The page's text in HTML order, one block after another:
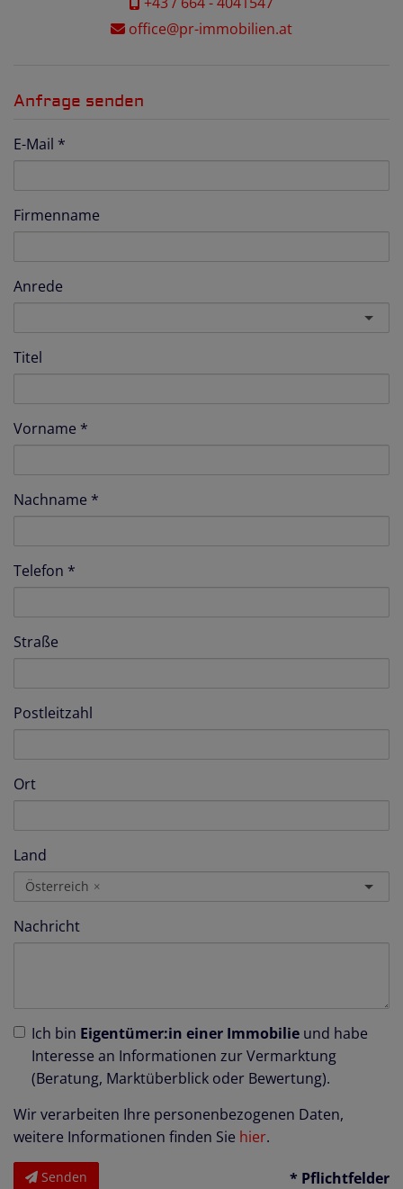
office@pr-immobilien.at
Anfrage senden
E-Mail
Firmenname
Anrede
Titel
Vorname
Nachname
Telefon
Straße
Postleitzahl
Ort
Land
Österreich ×
Nachricht
Ich bin Eigentümer:in einer Immobilie und habe
Interesse an Informationen zur Vermarktung
(Beratung, Marktüberblick oder Bewertung).
Wir verarbeiten Ihre personenbezogenen Daten,
weitere Informationen finden Sie hier.
Senden * Pflichtfelder